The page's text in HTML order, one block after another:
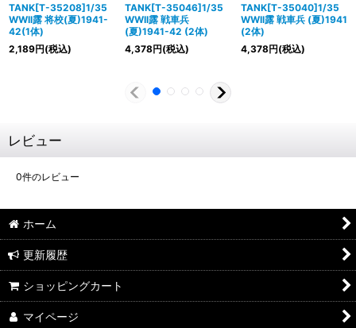
TANK[T-35208]1/35
WWII露 将校(夏)1941-
42(1体)
2,189円(税込)
TANK[T-35046]1/35
WWII露 戦車兵
(夏)1941-42 (2体)
4,378円(税込)
TANK[T-35040]1/35
WWII露 戦車兵 (夏)1941
(2体)
4,378円(税込)
レビュー
0件のレビュー
ホーム
更新履歴
ショッピングカート
マイページ